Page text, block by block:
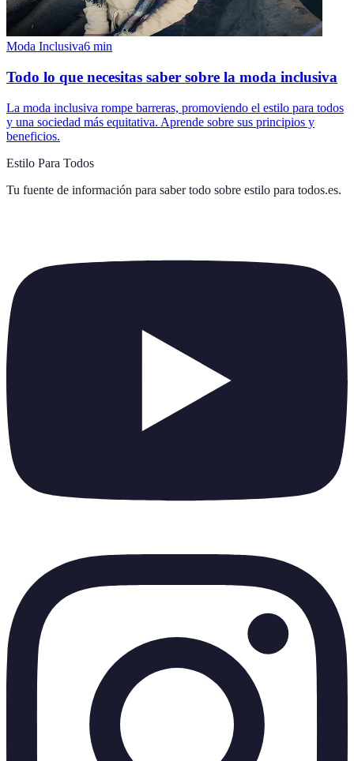
Moda Inclusiva6 min
Todo lo que necesitas saber sobre la moda inclusiva
La moda inclusiva rompe barreras, promoviendo el estilo para todos
y una sociedad más equitativa. Aprende sobre sus principios y
beneficios.
Estilo Para Todos
Tu fuente de información para saber todo sobre estilo para todos.es.